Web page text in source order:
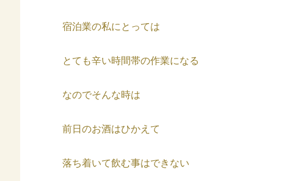
宿泊業の私にとっては
とても辛い時間帯の作業になる
なのでそんな時は
前日のお酒はひかえて
落ち着いて飲む事はできない